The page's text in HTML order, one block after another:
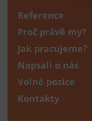
Reference
Proč právě my?
Jak pracujeme?
Napsali o nás
Volné pozice
Kontakty